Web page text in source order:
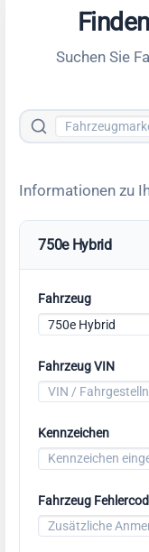
Suchen Sie
Informationen zu
750e Hybrid
Fahrzeug
Fahrzeug VIN
Kennzeichen
Fahrzeug